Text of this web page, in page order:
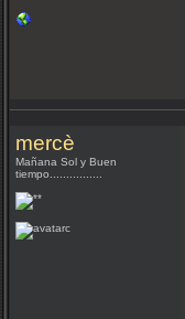
mercè
Mañana Sol y Buen
tiempo................